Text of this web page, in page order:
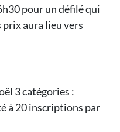
pour un défilé qui
prix aura lieu vers
3 catégories :
à 20 inscriptions par